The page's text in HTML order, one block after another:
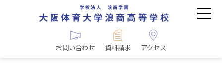
お問い合わせ 資料請求 アクセス